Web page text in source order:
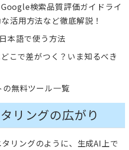
検索品質評価ガイドライ
活用方法など徹底解説！
本語で使う方法
こで差がつく？いま知るべき
無料ツール一覧
リングの広がり
リングのように、生成AI上で